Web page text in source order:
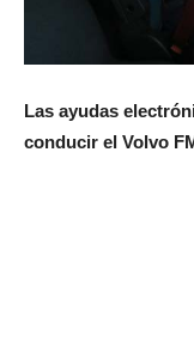
Las ayudas
conducir el Volvo